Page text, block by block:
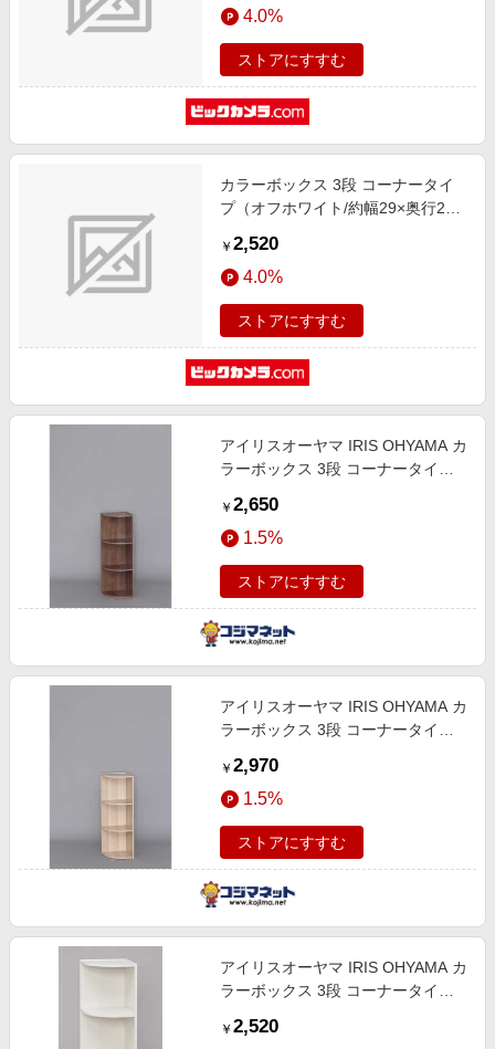
ビジネス・その他サービス
週末の高還元 夏の長期版 4.0%
ストアにすすむ
カラーボックス 3段 コーナータイ
プ（オフホワイト/約幅29×奥行29×
￥ 2,520
4.0%
ストアにすすむ
アイリスオーヤマ IRIS OHYAMA カ
ラーボックス 3段 コーナータイプ
87.9cm)
￥ 2,650
1.5%
ストアにすすむ
アイリスオーヤマ IRIS OHYAMA カ
ラーボックス 3段 コーナータイプ
87.9cm)
￥ 2,970
1.5%
ストアにすすむ
アイリスオーヤマ IRIS OHYAMA カ
ラーボックス 3段 コーナータイプ
さ87.9cm)
￥ 2,520